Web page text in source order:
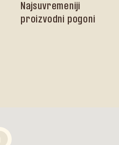
Najsuvremeniji
proizvodni pogoni